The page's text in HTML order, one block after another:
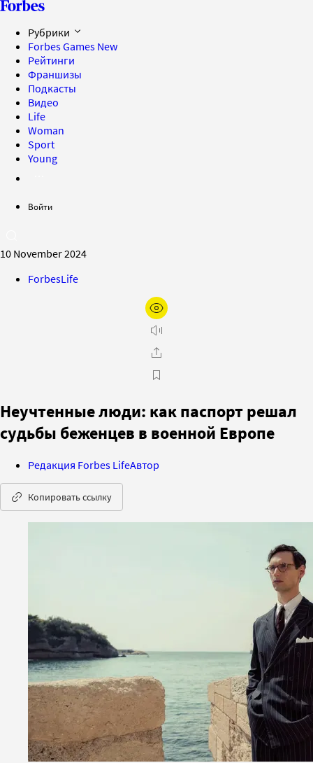
Рубрики
Forbes Games New
Рейтинги
Франшизы
Подкасты
Видео
Life
Woman
Sport
Young
Войти
10 November 2024
ForbesLife
Неучтенные люди: как паспорт решал
судьбы беженцев в военной Европе
Редакция Forbes LifeАвтор
Копировать ссылку